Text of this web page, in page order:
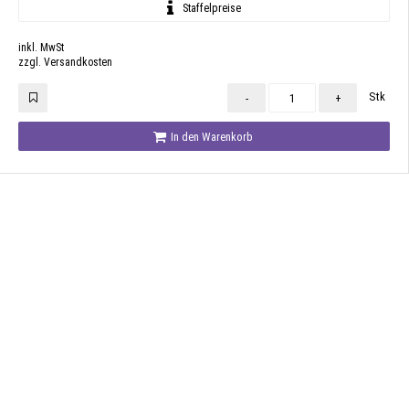
Staffelpreise
inkl. MwSt
zzgl. Versandkosten
- + Stk
In den Warenkorb